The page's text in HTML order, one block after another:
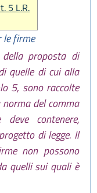
5 L.R.
le firme
proposta di
quelle di cui alla
5, sono raccolte
del comma
contenere,
di legge. Il
non possono
quelli sui quali è